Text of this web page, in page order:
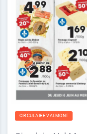
CIRCULAIRE VALMONT